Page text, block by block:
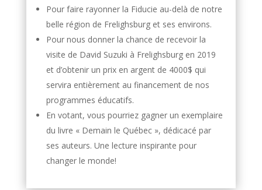
Pour faire rayonner la Fiducie au-delà de notre
belle région de Frelighsburg et ses environs.
Pour nous donner la chance de recevoir la
visite de David Suzuki à Frelighsburg en 2019
et d’obtenir un prix en argent de 4000$ qui
servira entièrement au financement de nos
programmes éducatifs.
En votant, vous pourriez gagner un exemplaire
du livre « Demain le Québec », dédicacé par
ses auteurs. Une lecture inspirante pour
changer le monde!